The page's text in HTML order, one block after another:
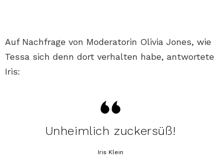
Auf Nachfrage von Moderatorin Olivia Jones, wie
Tessa sich denn dort verhalten habe, antwortete
Iris:
Unheimlich zuckersüß!
Iris Klein